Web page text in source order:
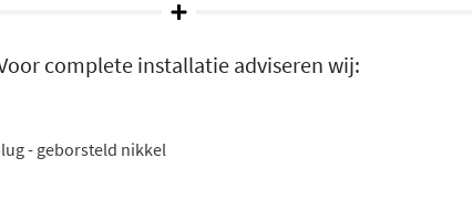
functionaliteit
De
handen
complete installatie adviseren wij:
- geborsteld nikkel